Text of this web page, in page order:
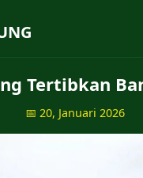
Tertibkan
📅 20, Januari 2026